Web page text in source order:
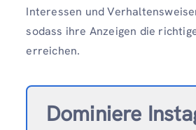
Interessen und
sodass ihre Anzeigen die
erreichen.
Dominiere